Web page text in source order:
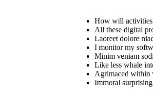
How will
All these digital
Laoreet dolore
I monitor my
Minim veniam
Like less whale
Agrimaced within
Immoral